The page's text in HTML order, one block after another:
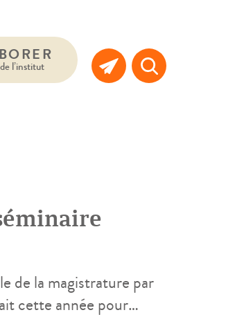
l’institut
de la magistrature par
cette année pour